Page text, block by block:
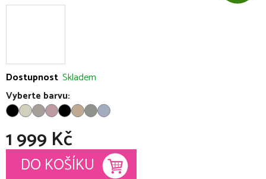
Dostupnost Skladem
Vyberte barvu:
1 999 Kč
Měrná cena:
DO KOŠÍKU